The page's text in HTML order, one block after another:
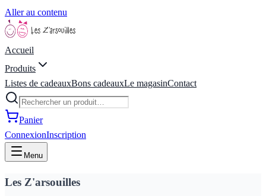
Aller au contenu
Accueil
Produits
Listes de cadeauxBons cadeauxLe magasinContact
Panier
ConnexionInscription
Menu
Les Z'arsouilles